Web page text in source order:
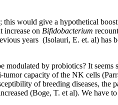
would give a hypothetical
increase on Bifidobacterium
years (Isolauri, E. et. al) has
by probiotics? It seems
capacity of the NK cells
of breeding diseases,
(Boge, T. et al). We have